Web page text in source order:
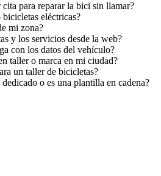
para reparar la bici sin llamar?
eléctricas?
mi zona?
y los servicios desde la web?
con los datos del vehículo?
taller o marca en mi ciudad?
un taller de bicicletas?
o es una plantilla en cadena?